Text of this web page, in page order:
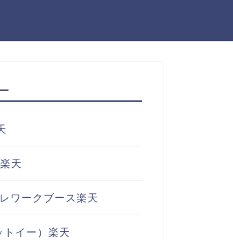
天
ワークブース楽天
トイー）楽天